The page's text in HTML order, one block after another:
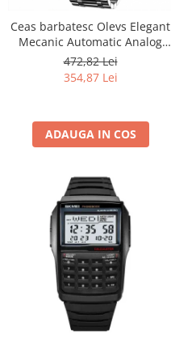
Ceas barbatesc Olevs Elegant
Mecanic Automatic Analog
Data Zilele saptamanii
472,82 Lei
354,87 Lei
ADAUGA IN COS